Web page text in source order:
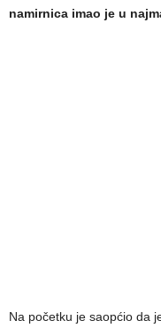
namirnica imao je u
Na početku je saopćio da